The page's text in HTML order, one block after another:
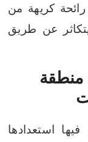
رائحة كريهة من
عن طريق
منطقة
استعدادها